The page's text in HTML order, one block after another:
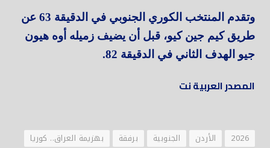
وتقدم المنتخب الكوري الجنوبي في الدقيقة 63 عن
طريق كيم جين كيو، قبل أن يضيف زميله أوه هيون
جيو الهدف الثاني في الدقيقة 82.
المصدر العربية نت
2026 الأردن الجنوبية برفقة
بهزيمة العراق.. كوريا